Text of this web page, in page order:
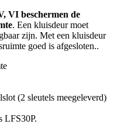
VI beschermen de
. Een kluisdeur moet
zijn. Met een kluisdeur
goed is afgesloten..
(2 sleutels meegeleverd)
LFS30P.